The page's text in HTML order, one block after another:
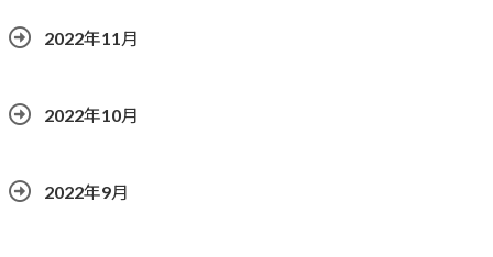
2022年11月
2022年10月
2022年9月